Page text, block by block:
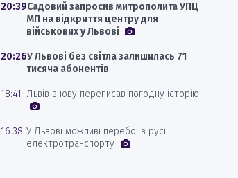
20:39Садовий запросив митрополита УПЦ
МП на відкриття центру для
військових у Львові
20:26У Львові без світла залишилась 71
тисяча абонентів
18:41 Львів знову переписав погодну історію
16:38 У Львові можливі перебої в русі
електротранспорту